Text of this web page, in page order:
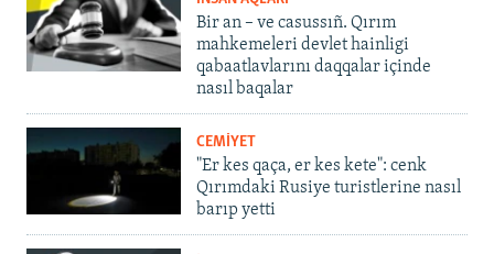
Bir an – ve casussıñ. Qırım
mahkemeleri devlet hainligi
qabaatlavlarını daqqalar içinde
nasıl baqalar
CEMİYET
"Er kes qaça, er kes kete": cenk
Qırımdaki Rusiye turistlerine nasıl
barıp yetti